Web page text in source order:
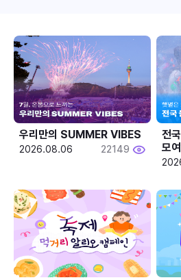
우리만의 SUMMER VIBES
2026.08.06 22149
전
모